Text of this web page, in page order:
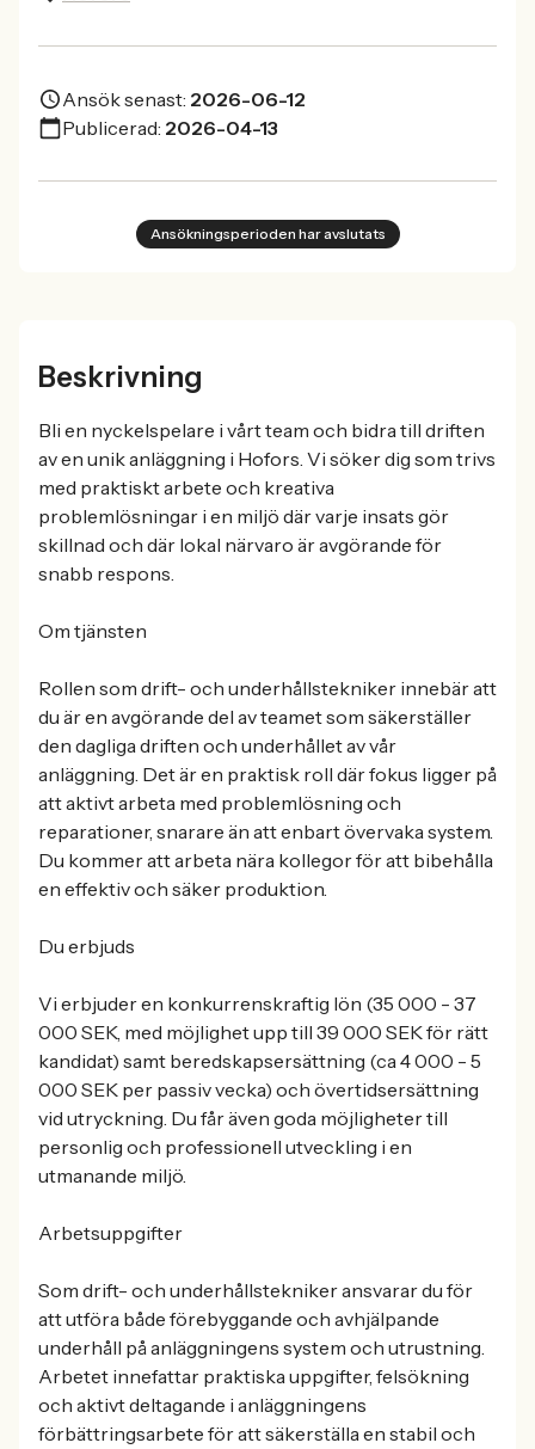
Ansök senast: 2026-06-12
Publicerad: 2026-04-13
Ansökningsperioden har avslutats
Beskrivning
Bli en nyckelspelare i vårt team och bidra till driften
av en unik anläggning i Hofors. Vi söker dig som trivs
med praktiskt arbete och kreativa
problemlösningar i en miljö där varje insats gör
skillnad och där lokal närvaro är avgörande för
snabb respons.
Om tjänsten
Rollen som drift- och underhållstekniker innebär att
du är en avgörande del av teamet som säkerställer
den dagliga driften och underhållet av vår
anläggning. Det är en praktisk roll där fokus ligger på
att aktivt arbeta med problemlösning och
reparationer, snarare än att enbart övervaka system.
Du kommer att arbeta nära kollegor för att bibehålla
en effektiv och säker produktion.
Du erbjuds
Vi erbjuder en konkurrenskraftig lön (35 000 - 37
000 SEK, med möjlighet upp till 39 000 SEK för rätt
kandidat) samt beredskapsersättning (ca 4 000 - 5
000 SEK per passiv vecka) och övertidsersättning
vid utryckning. Du får även goda möjligheter till
personlig och professionell utveckling i en
utmanande miljö.
Arbetsuppgifter
Som drift- och underhållstekniker ansvarar du för
att utföra både förebyggande och avhjälpande
underhåll på anläggningens system och utrustning.
Arbetet innefattar praktiska uppgifter, felsökning
och aktivt deltagande i anläggningens
förbättringsarbete för att säkerställa en stabil och